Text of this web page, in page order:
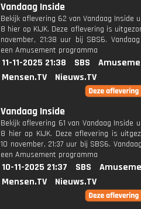
Vandaag Inside
Bekijk aflevering 62 van Vandaag Inside
8 hier op KIJK. Deze aflevering is
november, 21:38 uur bij SBS6.
een Amusement programma
11-11-2025 21:38 SBS
Mensen.TV
Nieuws.TV
Vandaag Inside
Bekijk aflevering 61 van Vandaag Inside
8 hier op KIJK. Deze aflevering is
10 november, 21:37 uur bij SBS6.
een Amusement programma
10-11-2025 21:37 SBS
Mensen.TV
Nieuws.TV